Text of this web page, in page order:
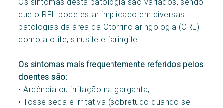
que o RFL pode estar implicado em diversas
patologias da área da Otorrinolaringologia (ORL)
como a otite, sinusite e faringite.
Os sintomas mais frequentemente referidos pelos
doentes são:
• Ardência ou irritação na garganta;
• Tosse seca e irritativa (sobretudo quando se